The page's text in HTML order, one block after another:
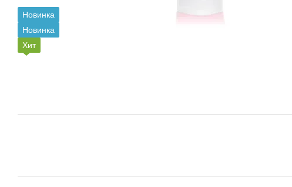
Новинка
Новинка
Хит